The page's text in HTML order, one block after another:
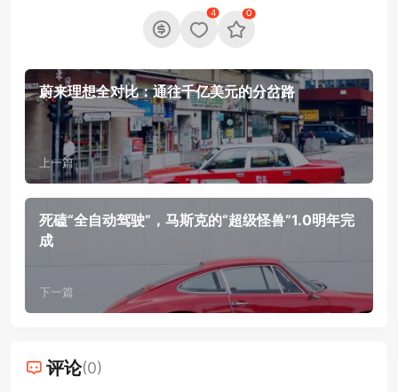
4 0
蔚来理想全对比：通往千亿美元的分岔路
上一篇
死磕“全自动驾驶”，马斯克的“超级怪兽”1.0明年完
成
下一篇
评论(0)